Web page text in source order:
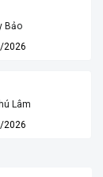
Bảo
2026
Lâm
2026